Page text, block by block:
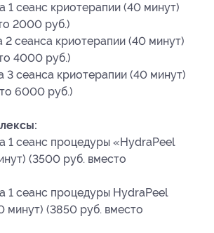
1 сеанс криотерапии (40 минут)
2000 руб.)
2 сеанса криотерапии (40 минут)
4000 руб.)
3 сеанса криотерапии (40 минут)
6000 руб.)
1 сеанс процедуры «HydraPeel
(3500 руб. вместо
1 сеанс процедуры HydraPeel
минут) (3850 руб. вместо